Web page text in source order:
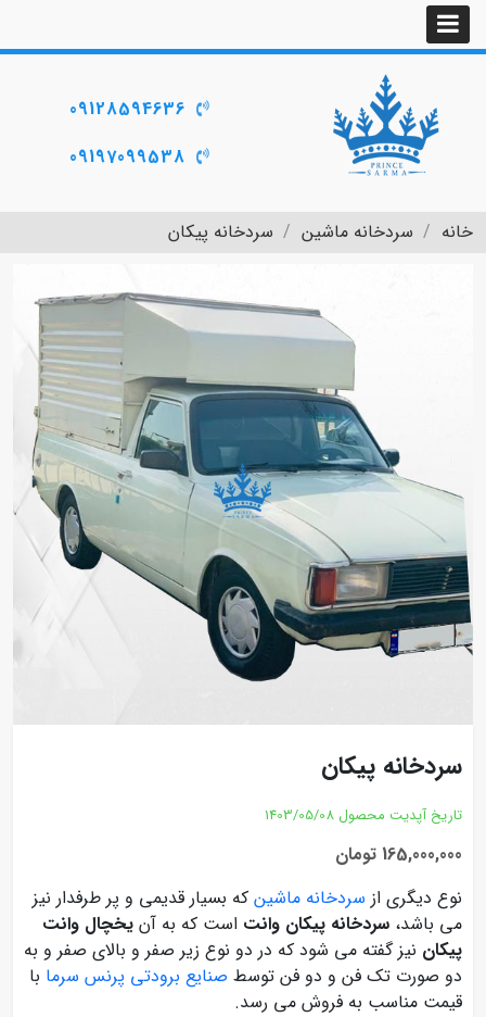
09128594636
09197099538
خانه سردخانه ماشین سردخانه پیکان
سردخانه پیکان
تاریخ آپدیت محصول 1403/05/08
165,000,000 تومان
نوع دیگری از سردخانه ماشین که بسیار قدیمی و پر طرفدار نیز
می باشد، سردخانه پیکان وانت است که به آن یخچال وانت
پیکان نیز گفته می شود که در دو نوع زیر صفر و بالای صفر و به
دو صورت تک فن و دو فن توسط صنایع برودتی پرنس سرما با
قیمت مناسب به فروش می رسد.